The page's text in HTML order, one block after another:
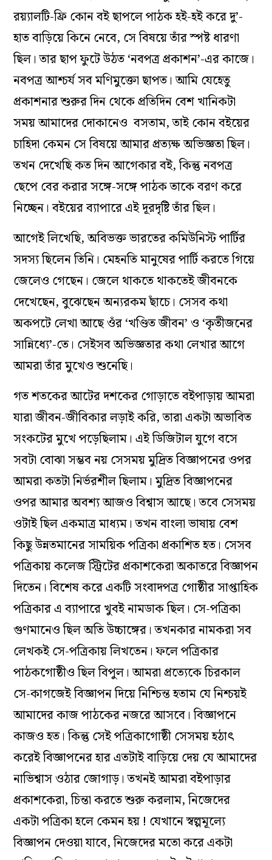
রয়্যালটি-ফ্রি কোন বই ছাপলে পাঠক হই-হই করে দু’-
হাত বাড়িয়ে কিনে নেবে, সে বিষয়ে তাঁর স্পষ্ট ধারণা
ছিল। তার ছাপ ফুটে উঠত ‘নবপত্র প্রকাশন’-এর কাজে।
নবপত্র আশ্চর্য সব মণিমুক্তো ছাপত। আমি যেহেতু
প্রকাশনার শুরুর দিন থেকে প্রতিদিন বেশ খানিকটা
সময় আমাদের দোকানেও বসতাম, তাই কোন বইয়ের
চাহিদা কেমন সে বিষয়ে আমার প্রত্যক্ষ অভিজ্ঞতা ছিল।
তখন দেখেছি কত দিন আগেকার বই, কিন্তু নবপত্র
ছেপে বের করার সঙ্গে-সঙ্গে পাঠক তাকে বরণ করে
নিচ্ছেন। বইয়ের ব্যাপারে এই দূরদৃষ্টি তাঁর ছিল।
আগেই লিখেছি, অবিভক্ত ভারতের কমিউনিস্ট পার্টির
সদস্য ছিলেন তিনি। মেহনতি মানুষের পার্টি করতে গিয়ে
জেলেও গেছেন। জেলে থাকতে থাকতেই জীবনকে
দেখেছেন, বুঝেছেন অন্যরকম ছাঁচে। সেসব কথা
অকপটে লেখা আছে ওঁর ‘খণ্ডিত জীবন’ ও ‘কৃতীজনের
সান্নিধ্যে’-তে। সেইসব অভিজ্ঞতার কথা লেখার আগে
আমরা তাঁর মুখেও শুনেছি।
গত শতকের আটের দশকের গোড়াতে বইপাড়ায় আমরা
যারা জীবন-জীবিকার লড়াই করি, তারা একটা অভাবিত
সংকটের মুখে পড়েছিলাম। এই ডিজিটাল যুগে বসে
সবটা বোঝা সম্ভব নয় সেসময় মুদ্রিত বিজ্ঞাপনের ওপর
আমরা কতটা নির্ভরশীল ছিলাম। মুদ্রিত বিজ্ঞাপনের
ওপর আমার অবশ্য আজও বিশ্বাস আছে। তবে সেসময়
ওটাই ছিল একমাত্র মাধ্যম। তখন বাংলা ভাষায় বেশ
কিছু উন্নতমানের সাময়িক পত্রিকা প্রকাশিত হত। সেসব
পত্রিকায় কলেজ স্ট্রিটের প্রকাশকেরা অকাতরে বিজ্ঞাপন
দিতেন। বিশেষ করে একটি সংবাদপত্র গোষ্ঠীর সাপ্তাহিক
পত্রিকার এ ব্যাপারে খুবই নামডাক ছিল। সে-পত্রিকা
গুণমানেও ছিল অতি উচ্চাঙ্গের। তখনকার নামকরা সব
লেখকই সে-পত্রিকায় লিখতেন। ফলে পত্রিকার
পাঠকগোষ্ঠীও ছিল বিপুল। আমরা প্রত্যেকে চিরকাল
সে-কাগজেই বিজ্ঞাপন দিয়ে নিশ্চিন্ত হতাম যে নিশ্চয়ই
আমাদের কাজ পাঠকের নজরে আসবে। বিজ্ঞাপনে
কাজও হত। কিন্তু সেই পত্রিকাগোষ্ঠী সেসময় হঠাৎ
করেই বিজ্ঞাপনের হার এতটাই বাড়িয়ে দেয় যে আমাদের
নাভিশ্বাস ওঠার জোগাড়। তখনই আমরা বইপাড়ার
প্রকাশকেরা, চিন্তা করতে শুরু করলাম, নিজেদের
একটা পত্রিকা হলে কেমন হয় ! যেখানে স্বল্পমূল্যে
বিজ্ঞাপন দেওয়া যাবে, নিজেদের মতো করে একটা